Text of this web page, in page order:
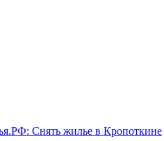
Снять жилье в Кропоткине